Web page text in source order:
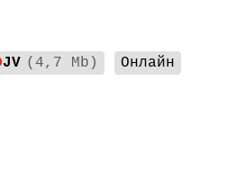
JV (4,7 Mb) Онлайн